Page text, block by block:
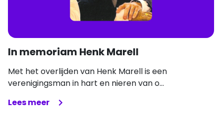
In memoriam Henk Marell
Met het overlijden van Henk Marell is een
verenigingsman in hart en nieren van o...
Lees meer